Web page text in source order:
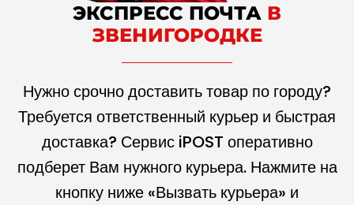
ЭКСПРЕСС ПОЧТА В
ЗВЕНИГОРОДКЕ
Нужно срочно доставить товар по городу?
Требуется ответственный курьер и быстрая
доставка? Сервис iPOST оперативно
подберет Вам нужного курьера. Нажмите на
кнопку ниже «Вызвать курьера» и